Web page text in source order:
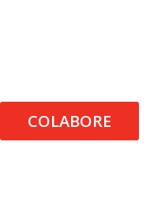
COLABORE